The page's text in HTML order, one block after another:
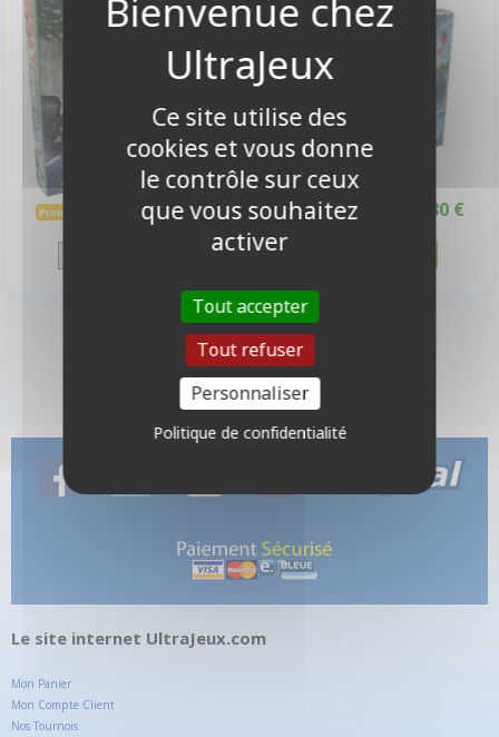
-10%
Promo -10% 27,50 € 24,70 €
Disponible
-10%
Promo -10% 27,80 €
4 produits
Le site internet UltraJeux.com
Mon Panier
Mon Compte Client
Nos Tournois
Ce site utilise des
cookies et vous donne
le contrôle sur ceux
que vous souhaitez
activer
Tout accepter
Tout refuser
Personnaliser
Politique de confidentialité